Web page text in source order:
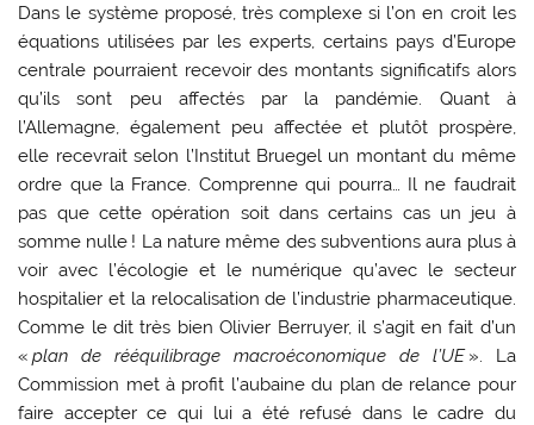
Dans le système proposé, très complexe si l’on en croit les
équations utilisées par les experts, certains pays d’Europe
centrale pourraient recevoir des montants significatifs alors
qu’ils sont peu affectés par la pandémie. Quant à
l’Allemagne, également peu affectée et plutôt prospère,
elle recevrait selon l’Institut Bruegel un montant du même
ordre que la France. Comprenne qui pourra… Il ne faudrait
pas que cette opération soit dans certains cas un jeu à
somme nulle ! La nature même des subventions aura plus à
voir avec l’écologie et le numérique qu’avec le secteur
hospitalier et la relocalisation de l’industrie pharmaceutique.
Comme le dit très bien Olivier Berruyer, il s’agit en fait d’un
«plan de rééquilibrage macroéconomique de l’UE». La
Commission met à profit l’aubaine du plan de relance pour
faire accepter ce qui lui a été refusé dans le cadre du